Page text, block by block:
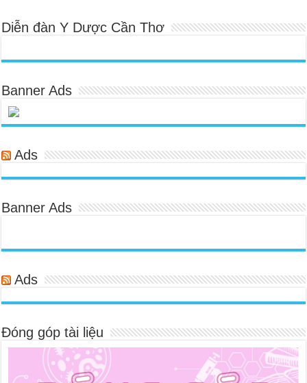
Diễn đàn Y Dược Cần Thơ
Banner Ads
Ads
Banner Ads
Ads
Đóng góp tài liệu